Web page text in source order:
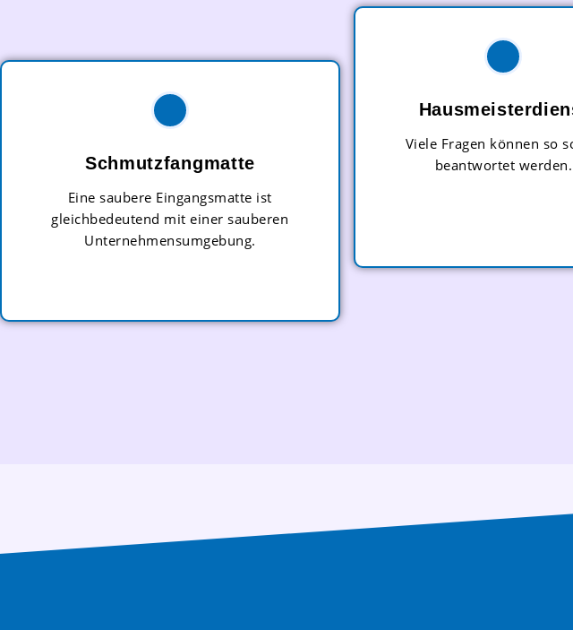
Schmutzfangmatte
Eine saubere Eingangsmatte ist
gleichbedeutend mit einer sauberen
Unternehmensumgebung.
Viele Fragen können so
beantwortet werden.